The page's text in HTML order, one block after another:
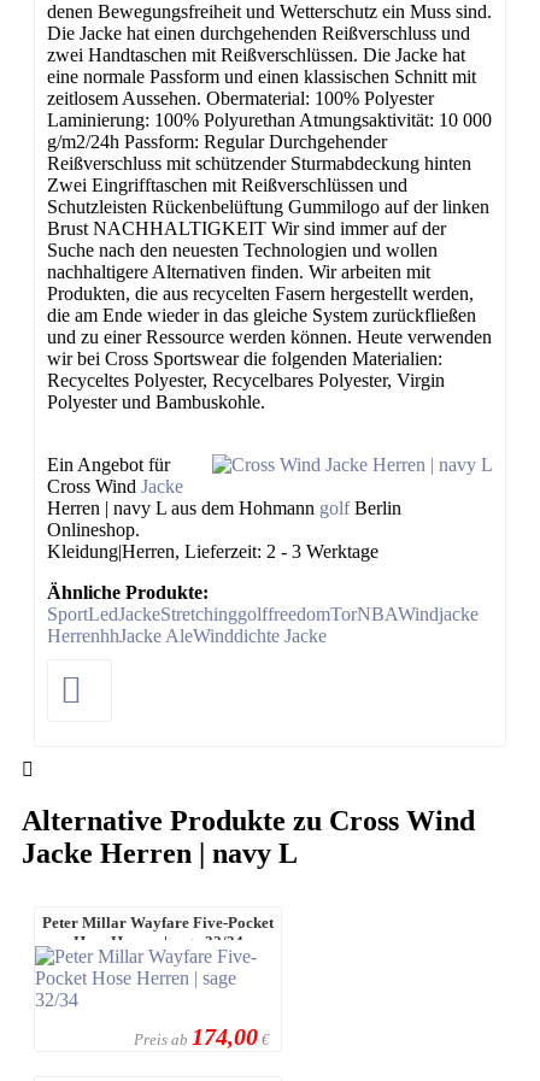
denen Bewegungsfreiheit und Wetterschutz ein Muss sind.
Die Jacke hat einen durchgehenden Reißverschluss und
zwei Handtaschen mit Reißverschlüssen. Die Jacke hat
eine normale Passform und einen klassischen Schnitt mit
zeitlosem Aussehen. Obermaterial: 100% Polyester
Laminierung: 100% Polyurethan Atmungsaktivität: 10 000
g/m2/24h Passform: Regular Durchgehender
Reißverschluss mit schützender Sturmabdeckung hinten
Zwei Eingrifftaschen mit Reißverschlüssen und
Schutzleisten Rückenbelüftung Gummilogo auf der linken
Brust NACHHALTIGKEIT Wir sind immer auf der
Suche nach den neuesten Technologien und wollen
nachhaltigere Alternativen finden. Wir arbeiten mit
Produkten, die aus recycelten Fasern hergestellt werden,
die am Ende wieder in das gleiche System zurückfließen
und zu einer Ressource werden können. Heute verwenden
wir bei Cross Sportswear die folgenden Materialien:
Recyceltes Polyester, Recycelbares Polyester, Virgin
Polyester und Bambuskohle.
Ein Angebot für
Cross Wind Jacke
Herren | navy L aus dem Hohmann golfBerlin
Onlineshop.
Kleidung|Herren, Lieferzeit: 2 - 3 Werktage
Ähnliche Produkte:
SportLedJackeStretchinggolffreedomTorNBAWindjacke
HerrenhhJacke AleWinddichte Jacke
Alternative Produkte zu Cross Wind
Jacke Herren | navy L
Peter Millar Wayfare Five-Pocket
Hose Herren | sage 32/34
Preis ab 174,00 €